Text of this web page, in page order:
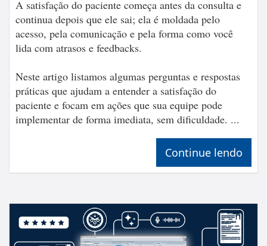
A satisfação do paciente começa antes da consulta e
continua depois que ele sai; ela é moldada pelo
acesso, pela comunicação e pela forma como você
lida com atrasos e feedbacks.
Neste artigo listamos algumas perguntas e respostas
práticas que ajudam a entender a satisfação do
paciente e focam em ações que sua equipe pode
implementar de forma imediata, sem dificuldade. ...
Continue lendo